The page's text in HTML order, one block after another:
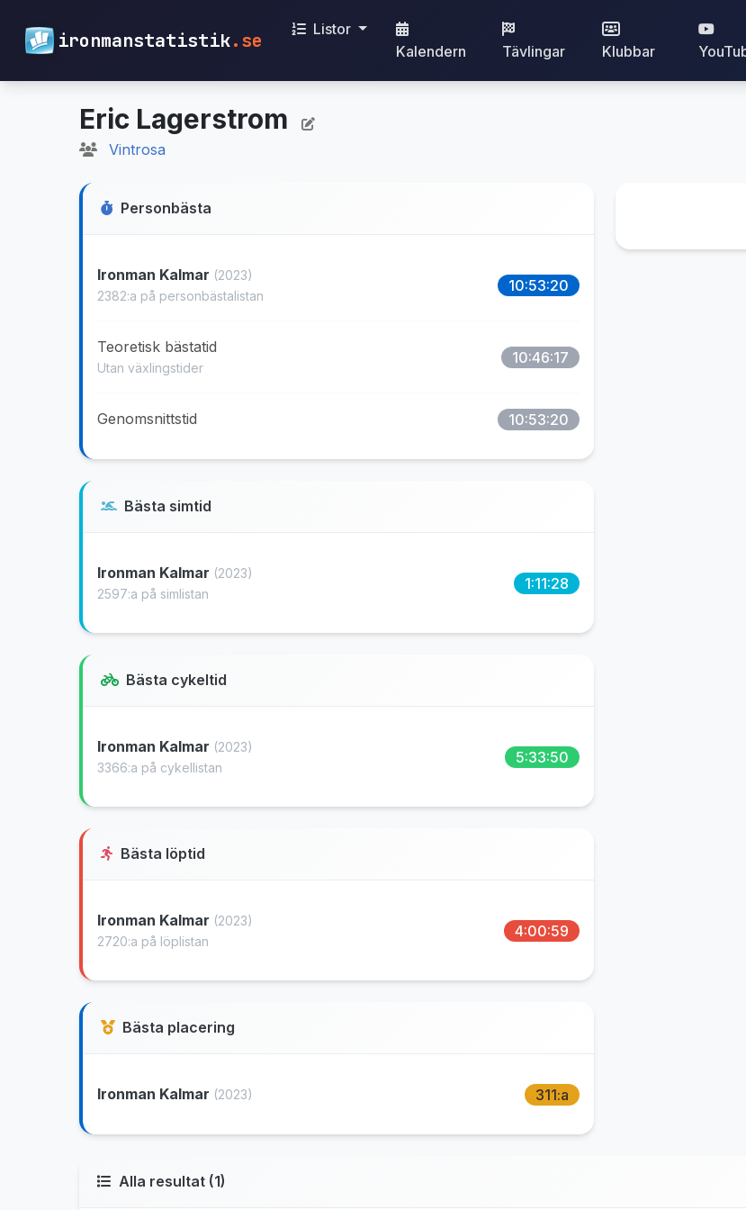
ironmanstatistik.se
Listor
Kalendern
Tävlingar Klubbar
Eric Lagerstrom
Vintrosa
Personbästa
Ironman Kalmar (2023)
2382:a på personbästalistan
10:53:20
Teoretisk bästatid
Utan växlingstider
10:46:17
Genomsnittstid 10:53:20
Bästa simtid
Ironman Kalmar (2023)
2597:a på simlistan
1:11:28
Bästa cykeltid
Ironman Kalmar (2023)
3366:a på cykellistan
5:33:50
Bästa löptid
Ironman Kalmar (2023)
2720:a på löplistan
4:00:59
Bästa placering
Ironman Kalmar (2023) 311:a
Alla resultat (1)